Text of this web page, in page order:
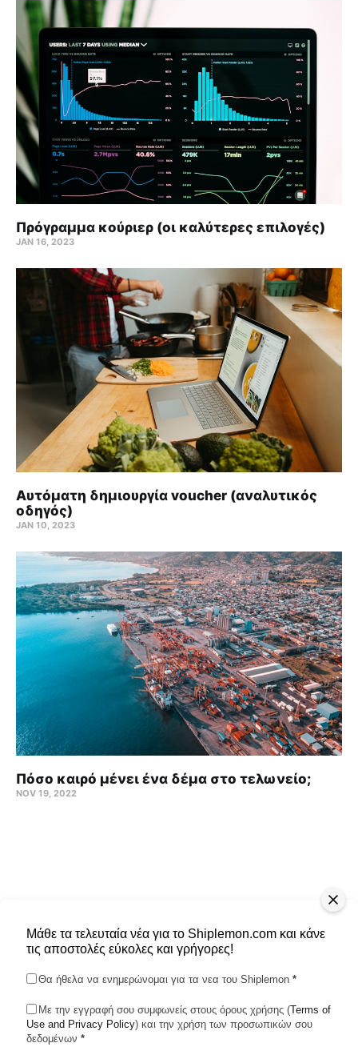
Πρόγραμμα κούριερ (οι καλύτερες επιλογές)
JAN 16, 2023
Αυτόματη δημιουργία voucher (αναλυτικός
οδηγός)
JAN 10, 2023
Πόσο καιρό μένει ένα δέμα στο τελωνείο;
NOV 19, 2022
Shiplemon © 2026
Μάθε τα τελευταία νέα για το Shiplemon.com και κάνε
τις αποστολές εύκολες και γρήγορες!
Θα ήθελα να ενημερώνομαι για τα νεα του Shiplemon *
Με την εγγραφή σου συμφωνείς στους όρους χρήσης (Terms of
Use and Privacy Policy) και την χρήση των προσωπικών σου
δεδομένων *